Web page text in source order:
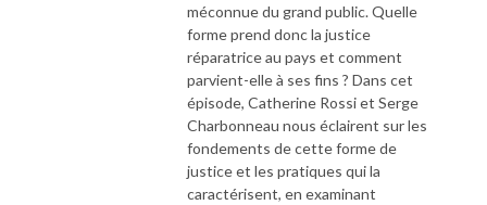
méconnue du grand public. Quelle
forme prend donc la justice
réparatrice au pays et comment
parvient-elle à ses fins ? Dans cet
épisode, Catherine Rossi et Serge
Charbonneau nous éclairent sur les
fondements de cette forme de
justice et les pratiques qui la
caractérisent, en examinant